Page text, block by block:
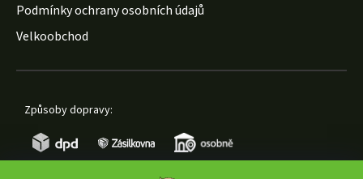
Podmínky ochrany osobních údajů
Velkoobchod
Způsoby dopravy: